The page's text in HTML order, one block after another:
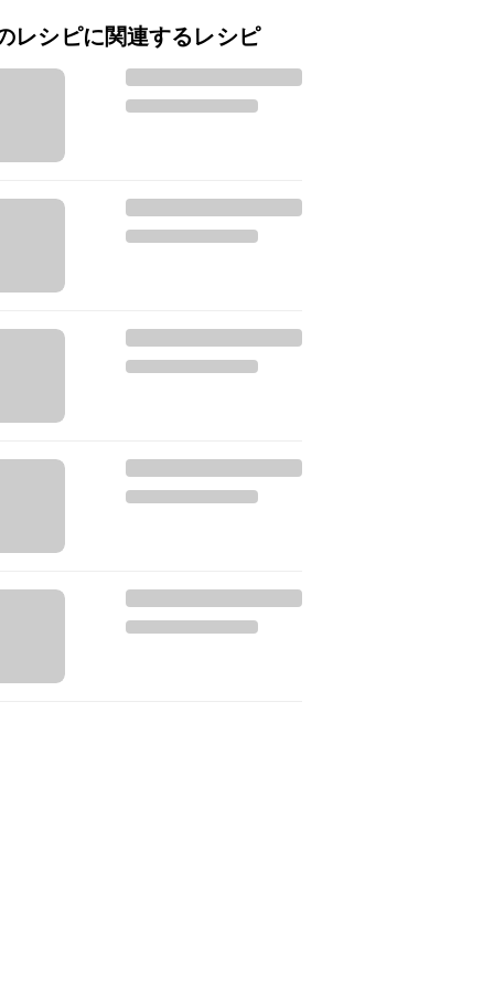
レシピに関連するレシピ